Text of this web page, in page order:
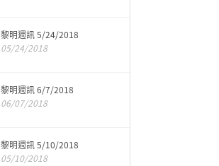
黎明週訊 5/24/2018
05/24/2018
黎明週訊 6/7/2018
06/07/2018
黎明週訊 5/10/2018
05/10/2018